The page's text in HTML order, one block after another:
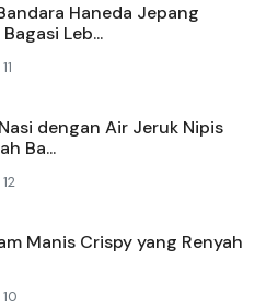
Haneda Jepang
Leb...
11
dengan Air Jeruk Nipis
Ba...
12
Manis Crispy yang Renyah
10